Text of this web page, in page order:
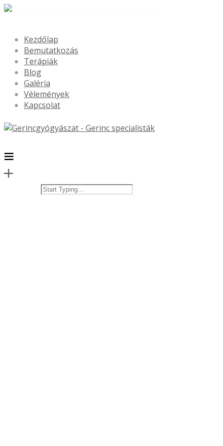
Kezdőlap
Bemutatkozás
Terápiák
Blog
Galéria
Vélemények
Kapcsolat